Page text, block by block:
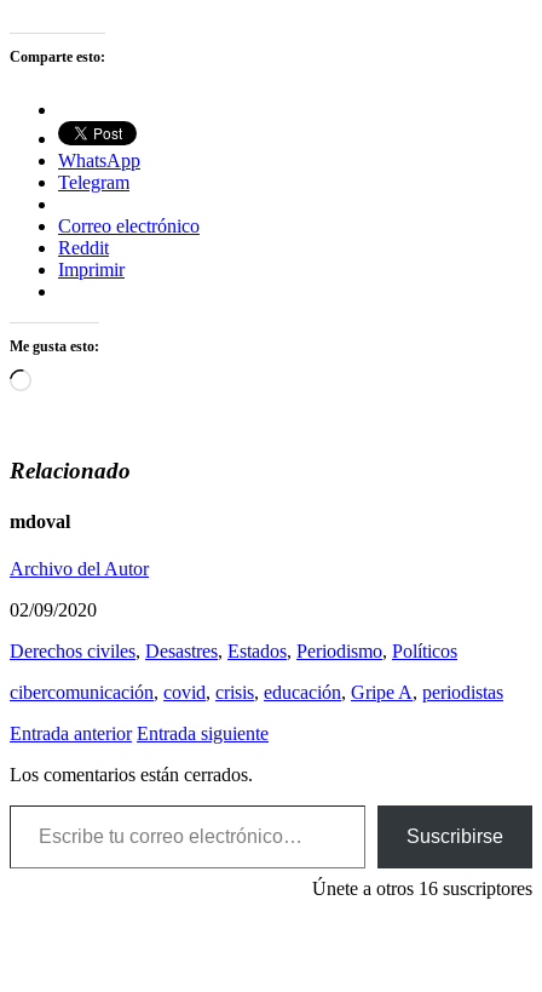
Comparte esto:
WhatsApp
Telegram
Correo electrónico
Reddit
Imprimir
Me gusta esto:
Cargando...
Relacionado
mdoval
Archivo del Autor
02/09/2020
Derechos civiles, Desastres, Estados, Periodismo, Polí­ticos
cibercomunicación, covid, crisis, educación, Gripe A, periodistas
Entrada anterior Entrada siguiente
Los comentarios están cerrados.
Escribe tu correo electrónico…
Suscribirse
Únete a otros 16 suscriptores